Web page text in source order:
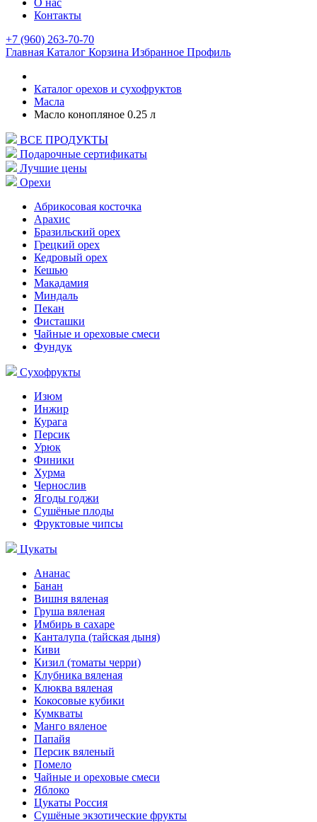
О нас
Контакты
+7 (960) 263-70-70
Главная Каталог Корзина Избранное Профиль
Каталог орехов и сухофруктов
Масла
Масло конопляное 0.25 л
ВСЕ ПРОДУКТЫ
Подарочные сертификаты
Лучшие цены
Орехи
Абрикосовая косточка
Арахис
Бразильский орех
Грецкий орех
Кедровый орех
Кешью
Макадамия
Миндаль
Пекан
Фисташки
Чайные и ореховые смеси
Фундук
Сухофрукты
Изюм
Инжир
Курага
Персик
Урюк
Финики
Хурма
Чернослив
Ягоды годжи
Сушёные плоды
Фруктовые чипсы
Цукаты
Ананас
Банан
Вишня вяленая
Груша вяленая
Имбирь в сахаре
Канталупа (тайская дыня)
Киви
Кизил (томаты черри)
Клубника вяленая
Клюква вяленая
Кокосовые кубики
Кумкваты
Манго вяленое
Папайя
Персик вяленый
Помело
Чайные и ореховые смеси
Яблоко
Цукаты Россия
Сушёные экзотические фрукты